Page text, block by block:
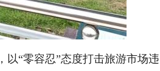
“零容忍”态度打击旅游市场违